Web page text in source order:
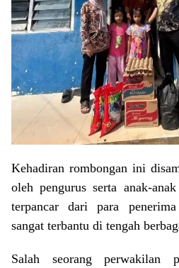
Kehadiran rombongan ini
oleh pengurus serta anak-
terpancar dari para
sangat terbantu di tengah
Salah seorang perwakilan